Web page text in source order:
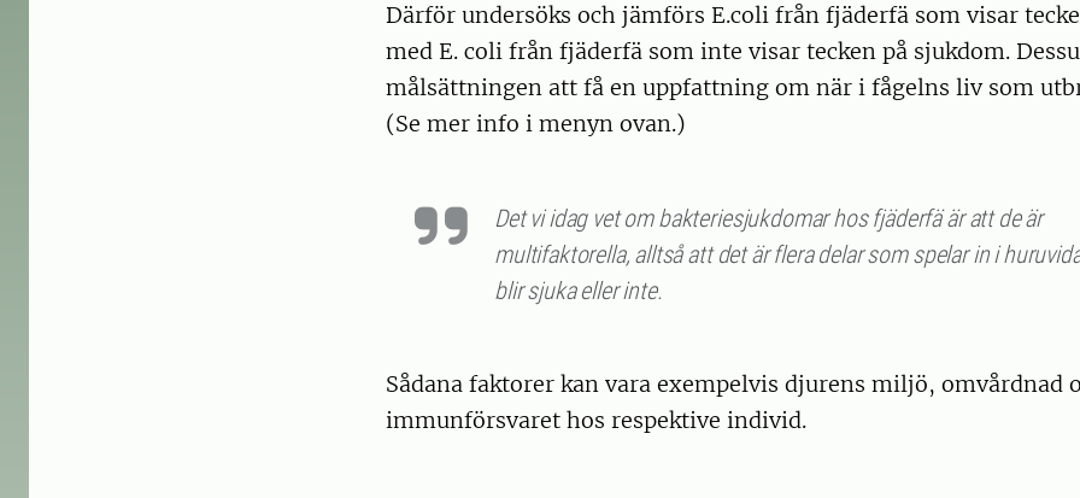
Därför undersöks och jämförs E.coli från fjäderfä som visar
med E. coli från fjäderfä som inte visar tecken på sjukdom.
målsättningen att få en uppfattning om när i fågelns liv som
(Se mer info i menyn ovan.)
Det vi idag vet om bakteriesjukdomar hos fjäderfä är att de är
multifaktorella, alltså att det är flera delar som spelar in i
blir sjuka eller inte.
Sådana faktorer kan vara exempelvis djurens miljö, omvårdnad
immunförsvaret hos respektive individ.